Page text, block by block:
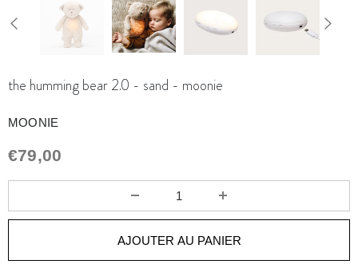
the humming bear 2.0 - sand - moonie
MOONIE
€79,00